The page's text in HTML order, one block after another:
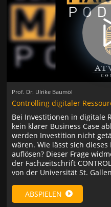
Prof. Dr. Ulrike Baumöl
Controlling digitaler
Bei Investitionen in digitale
kein klarer Business Case
werden Investition nicht
wären. Wie lässt sich
auflösen? Dieser Frage
der Fachzeitschrift
von der Universität St.
ABSPIELEN